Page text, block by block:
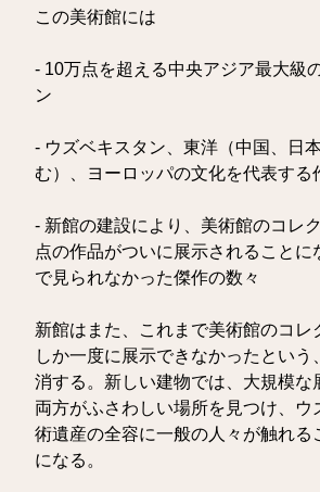
この美術館には
- 10万点を超える中央アジア最大級
ン
- ウズベキスタン、東洋（中国、日
む）、ヨーロッパの文化を代表する
- 新館の建設により、美術館のコレ
点の作品がついに展示されることに
で見られなかった傑作の数々
新館はまた、これまで美術館のコレ
しか一度に展示できなかったという
消する。新しい建物では、大規模な
両方がふさわしい場所を見つけ、ウ
術遺産の全容に一般の人々が触れる
になる。